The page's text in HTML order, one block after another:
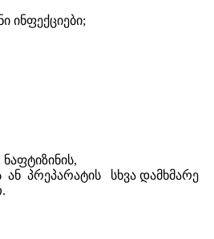
ინფექციები;
პრეპარატის სხვა დამხმარე